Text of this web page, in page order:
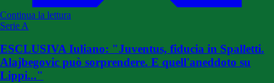
Continua la lettura
Serie A
ESCLUSIVA Iuliano: "Juventus, fiducia in Spalletti.
Alajbegovic può sorprendere. E quell'aneddoto su
Lippi..."